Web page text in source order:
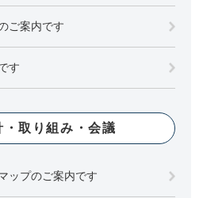
ご案内です
す
・取り組み・会議
ップのご案内です